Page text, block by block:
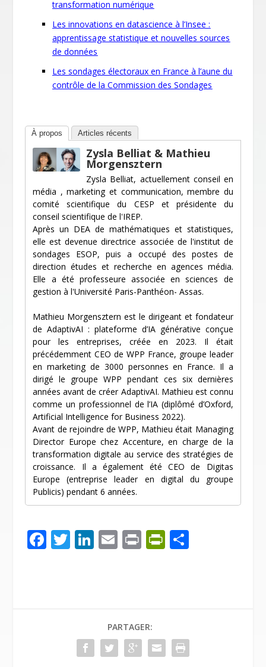
transformation numérique
Les innovations en datascience à l’Insee :
apprentissage statistique et nouvelles sources
de données
Les sondages électoraux en France à l’aune du
contrôle de la Commission des Sondages
À propos Articles récents
Zysla Belliat & Mathieu
Morgensztern
Zysla Belliat, actuellement conseil en
média , marketing et communication, membre du
comité scientifique du CESP et présidente du
conseil scientifique de l'IREP.
Après un DEA de mathématiques et statistiques,
elle est devenue directrice associée de l'institut de
sondages ESOP, puis a occupé des postes de
direction études et recherche en agences média.
Elle a été professeure associée en sciences de
gestion à l'Université Paris-Panthéon- Assas.
Mathieu Morgensztern est le dirigeant et fondateur
de AdaptivAI : plateforme d’IA générative conçue
pour les entreprises, créée en 2023. Il était
précédemment CEO de WPP France, groupe leader
en marketing de 3000 personnes en France. Il a
dirigé le groupe WPP pendant ces six dernières
années avant de créer AdaptivAI. Mathieu est connu
comme un professionnel de l’IA (diplômé d’Oxford,
Artificial Intelligence for Business 2022).
Avant de rejoindre de WPP, Mathieu était Managing
Director Europe chez Accenture, en charge de la
transformation digitale au service des stratégies de
croissance. Il a également été CEO de Digitas
Europe (entreprise leader en digital du groupe
Publicis) pendant 6 années.
F
o
T Li
dI
n
E Pr Pr
e
n
dl
er
PARTAGER: